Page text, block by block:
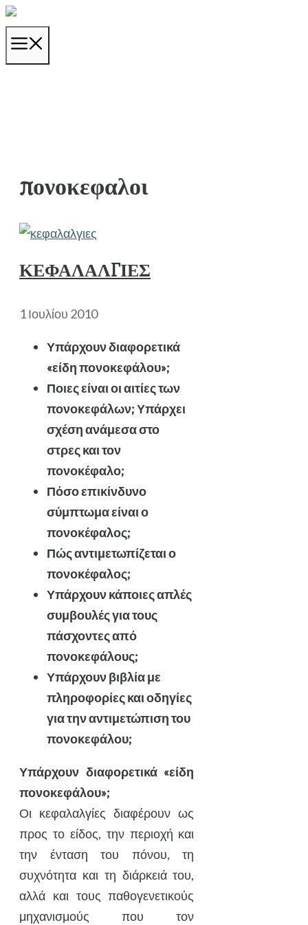
Μετάβαση
σε
πονοκεφαλοι
ΚΕΦΑΛΑΛΓΙΕΣ
1 Ιουλίου 2010
Υπάρχουν διαφορετικά
«είδη πονοκεφάλου»;
Ποιες είναι οι αιτίες των
πονοκεφάλων; Υπάρχει
σχέση ανάμεσα στο
στρες και τον
πονοκέφαλο;
Πόσο επικίνδυνο
σύμπτωμα είναι ο
πονοκέφαλος;
Πώς αντιμετωπίζεται ο
πονοκέφαλος;
Υπάρχουν κάποιες απλές
συμβουλές για τους
πάσχοντες από
πονοκεφάλους;
Υπάρχουν βιβλία με
πληροφορίες και οδηγίες
για την αντιμετώπιση του
πονοκεφάλου;
Υπάρχουν διαφορετικά «είδη
πονοκεφάλου»;
Οι κεφαλαλγίες διαφέρουν ως
προς το είδος, την περιοχή και
την ένταση του πόνου, τη
συχνότητα και τη διάρκειά του,
αλλά και τους παθογενετικούς
μηχανισμούς που τον